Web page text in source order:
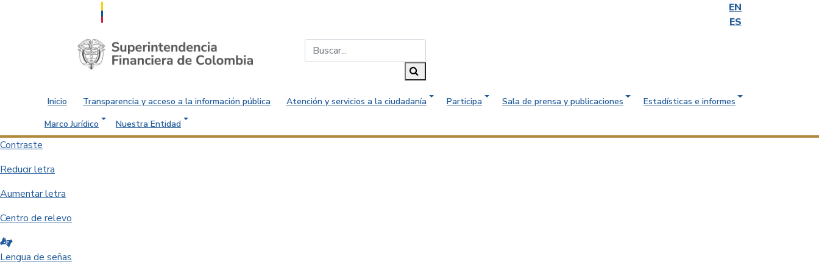
EN
ES
Saltar al contenido principal
Inicio Transparencia y acceso a la información pública Atención y servicios a la ciudadanía Participa Sala de prensa y publicaciones
Estadísticas e informes
Marco Jurídico
Nuestra Entidad
Contraste
Reducir letra
Aumentar letra
Centro de relevo
Lengua de señas